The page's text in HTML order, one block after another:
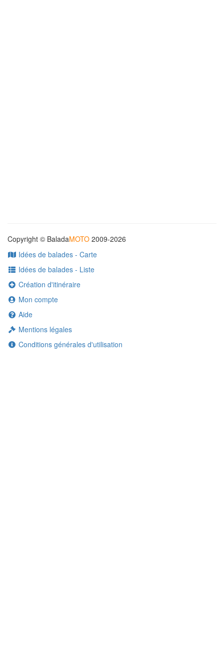
Copyright © BaladaMOTO 2009-2026
Idées de balades - Carte
Idées de balades - Liste
Création d'itinéraire
Mon compte
Aide
Mentions légales
Conditions générales d'utilisation